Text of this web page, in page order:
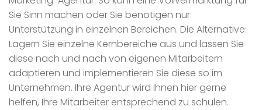
Sie Sinn machen oder Sie benötigen nur
Unterstützung in einzelnen Bereichen. Die Alternative:
Lagern Sie einzelne Kernbereiche aus und lassen Sie
diese nach und nach von eigenen Mitarbeitern
adaptieren und implementieren Sie diese so im
Unternehmen. Ihre Agentur wird Ihnen hier gerne
helfen, Ihre Mitarbeiter entsprechend zu schulen.